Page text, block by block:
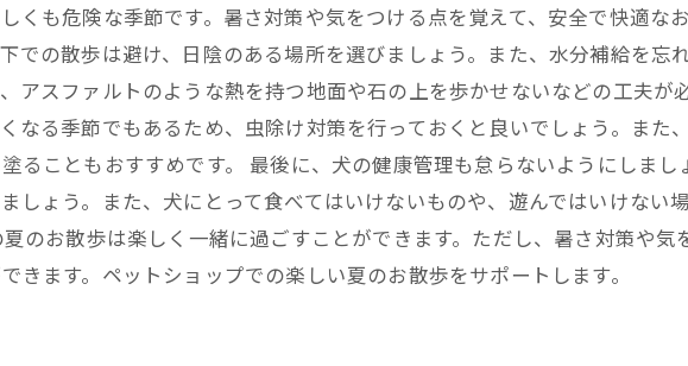
くも危険な季節です。暑さ対策や気をつける点を覚えて、安全で快適な
での散歩は避け、日陰のある場所を選びましょう。また、水分補給を忘
アスファルトのような熱を持つ地面や石の上を歩かせないなどの工夫が
なる季節でもあるため、虫除け対策を行っておくと良いでしょう。また
ることもおすすめです。 最後に、犬の健康管理も怠らないようにしま
しょう。また、犬にとって食べてはいけないものや、遊んではいけない
のお散歩は楽しく一緒に過ごすことができます。ただし、暑さ対策や
きます。ペットショップでの楽しい夏のお散歩をサポートします。